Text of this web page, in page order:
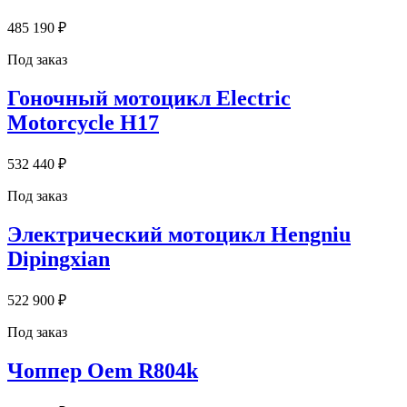
485 190 ₽
Под заказ
Гоночный мотоцикл Electric
Motorcycle H17
532 440 ₽
Под заказ
Электрический мотоцикл Hengniu
Dipingxian
522 900 ₽
Под заказ
Чоппер Oem R804k